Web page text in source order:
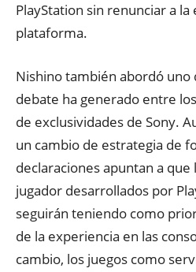
PlayStation sin renunciar a
plataforma.
Nishino también abordó uno
debate ha generado entre
de exclusividades de Sony.
un cambio de estrategia de
declaraciones apuntan a
jugador desarrollados por
seguirán teniendo como
de la experiencia en las
cambio, los juegos como